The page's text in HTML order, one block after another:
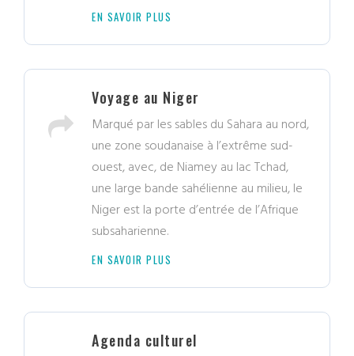
EN SAVOIR PLUS
Voyage au Niger
Marqué par les sables du Sahara au nord,
une zone soudanaise à l’extrême sud-
ouest, avec, de Niamey au lac Tchad,
une large bande sahélienne au milieu, le
Niger est la porte d’entrée de l’Afrique
subsaharienne.
EN SAVOIR PLUS
Agenda culturel